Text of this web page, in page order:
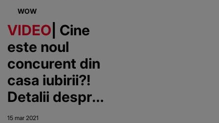
WOW
VIDEO | Cine
este noul
concurent din
casa iubirii?!
Detalii despre
Radu de la
15 mar 2021